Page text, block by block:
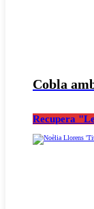
Cobla
Recupera